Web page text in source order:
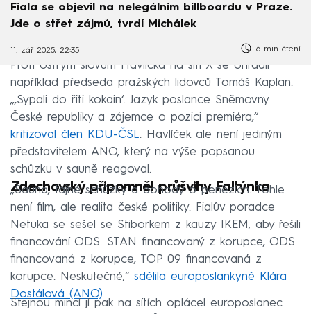
Fiala se objevil na nelegálním billboardu v Praze.
Jde o střet zájmů, tvrdí Michálek
11. zář 2025, 22:35 6 min čtení
Proti ostrým slovům Havlíčka na síti X se ohradil
například předseda pražských lidovců Tomáš Kaplan.
„‚Sypali do řiti kokain‘. Jazyk poslance Sněmovny
České republiky a zájemce o pozici premiéra,“
kritizoval člen KDU-ČSL. Havlíček ale není jediným
představitelem ANO, který na výše popsanou
schůzku v sauně reagoval.
Zdechovský připomněl průšvihy Faltýnka
„Sauna, tajné schůzky a dohody o penězích. Tohle
není film, ale realita české politiky. Fialův poradce
Netuka se sešel se Stiborkem z kauzy IKEM, aby řešili
financování ODS. STAN financovaný z korupce, ODS
financovaná z korupce, TOP 09 financovaná z
korupce. Neskutečné,“ sdělila europoslankyně Klára
Dostálová (ANO).
Stejnou mincí jí pak na sítích oplácel europoslanec